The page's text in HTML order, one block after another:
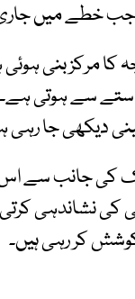
خطے میں
مرکز بنی ہوئی
سے ہوتی
دیکھی جا رہی
کی جانب سے
کی نشاندہی
کر رہی ہیں۔